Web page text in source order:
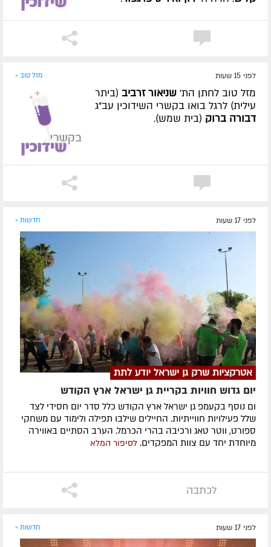
לפני 15 שעות מזל טוב »
מזל טוב לחתן הת' שניאור זרביב (ביתר
עילית) לרגל בואו בקשרי השידוכין עב"ג
דבורה ברוק (בית שמש).
לפני 17 שעות חדשות »
אטרקציות שרק גן ישראל יודע לתת
יום גדוש חוויות בקריית גן ישראל ארץ הקודש
ום נוסף בקעמפ גן ישראל ארץ הקודש כלל סדר יום חסידי לצד
שלל פעילויות חווייתיות. החיילים שילבו תפילה ולימוד עם משחקי
ספורט, ווטר טאג ורכיבה בהרי הכרמל. הערב הסתיים באווירה
מיוחדת יחד עם צוות המפקדים. לסיפור המלא
לכתבה
לפני 17 שעות חדשות »